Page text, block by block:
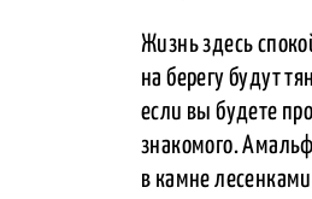
Жизнь здесь
на берегу будут
если вы будете
знакомого.
в камне